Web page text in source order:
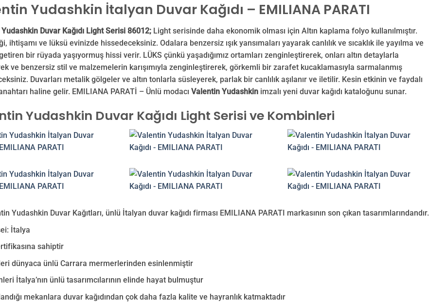
Yudashkin İtalyan Duvar Kağıdı – EMILIANA PARATI
Duvar Kağıdı Light Serisi 86012; Light serisinde daha ekonomik olması için Altın kaplama folyo kullanılmıştır.
ihtişamı ve lüksü evinizde hissedeceksiniz. Odalara benzersiz ışık yansımaları yayarak canlılık ve sıcaklık ile yayılma ve
bir rüyada yaşıyormuş hissi verir. LÜKS çünkü yaşadığımız ortamları zenginleştirerek, onları altın detaylarla
ve benzersiz stil ve malzemelerin karışımıyla zenginleştirerek, görkemli bir zarafet kucaklamasıyla sarmalanmış
Duvarları metalik gölgeler ve altın tonlarla süsleyerek, parlak bir canlılık aşılanır ve iletilir. Kesin etkinin ve faydalı
haline gelir. EMILIANA PARATİ – Ünlü modacı Valentin Yudashkin imzalı yeni duvar kağıdı kataloğunu sunar.
Yudashkin Duvar Kağıdı Light Serisi ve Kombinleri
Yudashkin Duvar Kağıtları, ünlü İtalyan duvar kağıdı firması EMILIANA PARATI markasının son çıkan tasarımlarındandır.
İtalya
sahiptir
dünyaca ünlü Carrara mermerlerinden esinlenmiştir
İtalya’nın ünlü tasarımcılarının elinde hayat bulmuştur
mekanlara duvar kağıdından çok daha fazla kalite ve hayranlık katmaktadır